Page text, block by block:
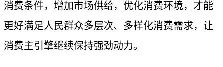
消费条件，增加市场供给，优化消费环境，才能
更好满足人民群众多层次、多样化消费需求，让
消费主引擎继续保持强劲动力。